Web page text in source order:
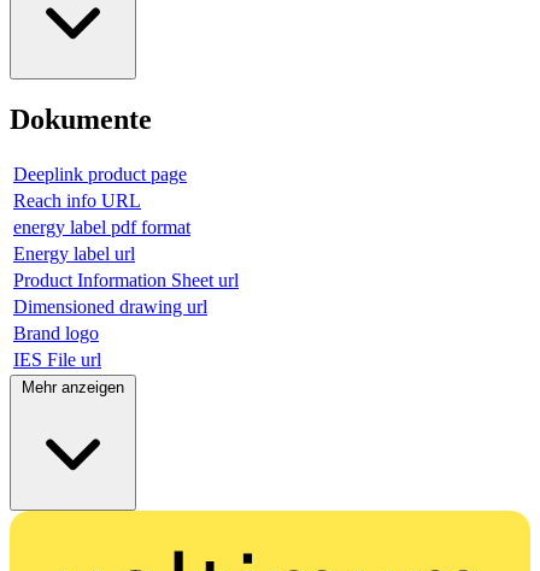
Dokumente
Deeplink product page
Reach info URL
energy label pdf format
Energy label url
Product Information Sheet url
Dimensioned drawing url
Brand logo
IES File url
Mehr anzeigen